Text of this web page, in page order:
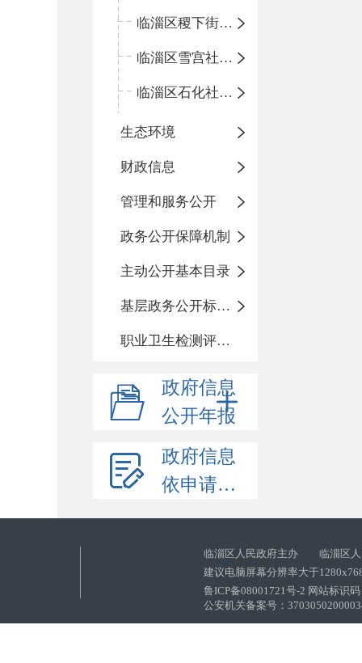
临淄区稷下街道淄江社区卫生服务中心
临淄区雪宫社区卫生服务中心
临淄区石化社区卫生服务中心
生态环境
财政信息
管理和服务公开
政务公开保障机制
主动公开基本目录
基层政务公开标准化目录
职业卫生检测评价信息
政府信息
公开年报
政府信息
依申请公开
临淄区人民政府主办 临淄区人
建议电脑屏幕分辨率大于
鲁ICP备08001721号-2 网站标识
公安机关备案号：